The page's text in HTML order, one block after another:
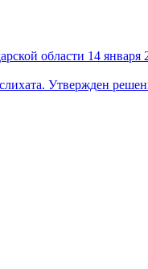
области 14 января
Утвержден